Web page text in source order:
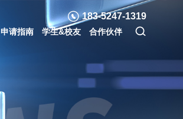
183-5247-1319
申请指南 学生&校友 合作伙伴